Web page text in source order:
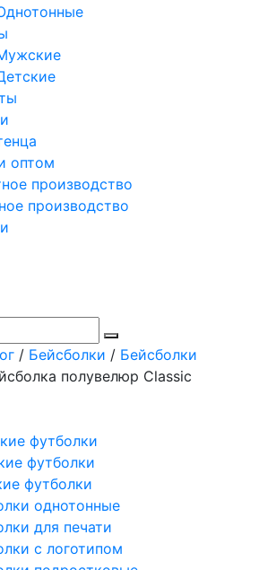
оптом
производство
производство
/ Бейсболки / Бейсболки
полувелюр Classic
футболки
футболки
футболки
однотонные
для печати
с логотипом